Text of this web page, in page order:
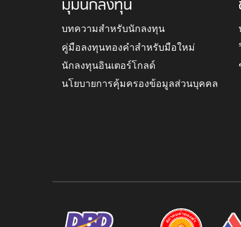
มุมนักลงทุน
บทความสำหรับนักลงทุน
คู่มือลงทุนทองคำสำหรับมือใหม่
นักลงทุนอินเตอร์โกลด์
นโยบายการคุ้มครองข้อมูลส่วนบุคคล